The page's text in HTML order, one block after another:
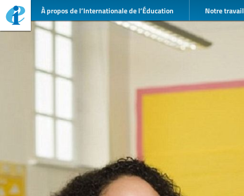
À propos de l’Internationale de l’Éducation Notre travail